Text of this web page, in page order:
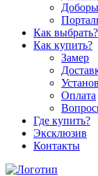
Доборы
Как выбрать?
Как купить?
Замер
Оплата
Где купить?
Эксклюзив
Контакты